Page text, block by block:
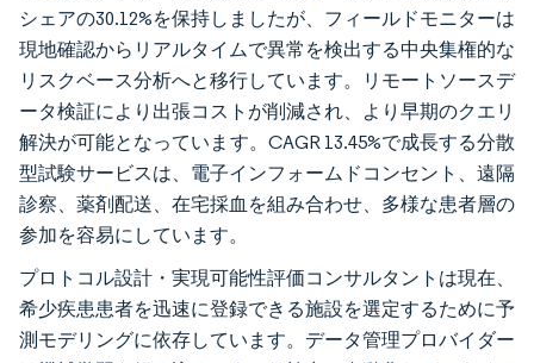
シェアの30.12%を保持しましたが、フィールドモニターは
現地確認からリアルタイムで異常を検出する中央集権的な
リスクベース分析へと移行しています。リモートソースデ
ータ検証により出張コストが削減され、より早期のクエリ
解決が可能となっています。CAGR 13.45%で成長する分散
型試験サービスは、電子インフォームドコンセント、遠隔
診察、薬剤配送、在宅採血を組み合わせ、多様な患者層の
参加を容易にしています。
プロトコル設計・実現可能性評価コンサルタントは現在、
希少疾患患者を迅速に登録できる施設を選定するために予
測モデリングに依存しています。データ管理プロバイダー